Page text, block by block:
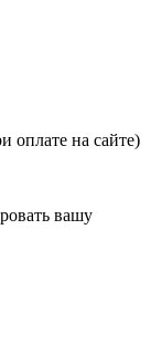
оплате на сайте)
вашу